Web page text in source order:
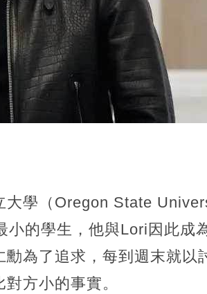
學（Oregon State
的學生，他與Lori因此成
為了追求，每到週末就以
方小的事實。